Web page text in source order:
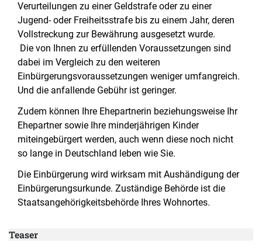
Verurteilungen zu einer Geldstrafe oder zu einer
Jugend- oder Freiheitsstrafe bis zu einem Jahr, deren
Vollstreckung zur Bewährung ausgesetzt wurde.
Die von Ihnen zu erfüllenden Voraussetzungen sind
dabei im Vergleich zu den weiteren
Einbürgerungsvoraussetzungen weniger umfangreich.
Und die anfallende Gebühr ist geringer.
Zudem können Ihre Ehepartnerin beziehungsweise Ihr
Ehepartner sowie Ihre minderjährigen Kinder
miteingebürgert werden, auch wenn diese noch nicht
so lange in Deutschland leben wie Sie.
Die Einbürgerung wird wirksam mit Aushändigung der
Einbürgerungsurkunde. Zuständige Behörde ist die
Staatsangehörigkeitsbehörde Ihres Wohnortes.
Teaser